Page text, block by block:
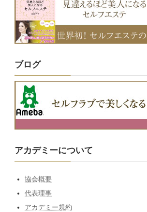
ブログ
アカデミーについて
協会概要
代表理事
アカデミー規約